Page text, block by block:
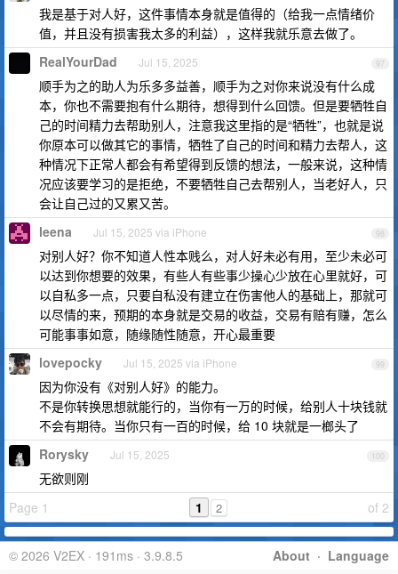
我是基于对人好，这件事情本身就是值得的（给我一点情绪价
值，并且没有损害我太多的利益），这样我就乐意去做了。
97
RealYourDad Jul 15, 2025
顺手为之的助人为乐多多益善，顺手为之对你来说没有什么成
本，你也不需要抱有什么期待，想得到什么回馈。但是要牺牲自
己的时间精力去帮助别人，注意我这里指的是“牺牲”，也就是说
你原本可以做其它的事情，牺牲了自己的时间和精力去帮人，这
种情况下正常人都会有希望得到反馈的想法，一般来说，这种情
况应该要学习的是拒绝，不要牺牲自己去帮别人，当老好人，只
会让自己过的又累又苦。
98
leena Jul 15, 2025 via iPhone
对别人好？你不知道人性本贱么，对人好未必有用，至少未必可
以达到你想要的效果，有些人有些事少操心少放在心里就好，可
以自私多一点，只要自私没有建立在伤害他人的基础上，那就可
以尽情的来，预期的本身就是交易的收益，交易有赔有赚，怎么
可能事事如意，随缘随性随意，开心最重要
99
lovepocky Jul 15, 2025 via iPhone
因为你没有《对别人好》的能力。
不是你转换思想就能行的，当你有一万的时候，给别人十块钱就
不会有期待。当你只有一百的时候，给 10 块就是一榔头了
100
Rorysky Jul 15, 2025
无欲则刚
Page 1
of 2
1 2
About · Language
© 2026 V2EX · 191ms · 3.9.8.5